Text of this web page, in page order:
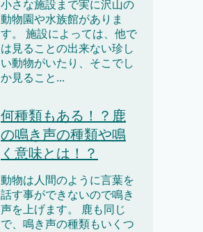
小さな施設まで実に沢山の
動物園や水族館がありま
す。 施設によっては、他で
は見ることの出来ない珍し
い動物がいたり、そこでし
か見ること...
何種類もある！？鹿
の鳴き声の種類や鳴
く意味とは！？
動物は人間のように言葉を
話す事ができないので鳴き
声を上げます。 鹿も同じ
で、鳴き声の種類もいくつ